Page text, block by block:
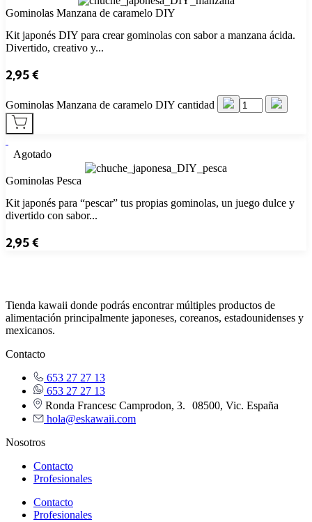
Gominolas Manzana de caramelo DIY
Kit japonés DIY para crear gominolas con sabor a manzana ácida.
Divertido, creativo y...
2,95€
Gominolas Manzana de caramelo DIY cantidad
Agotado
Gominolas Pesca
Kit japonés para “pescar” tus propias gominolas, un juego dulce y
divertido con sabor...
2,95€
Tienda kawaii donde podrás encontrar múltiples productos de
alimentación principalmente japoneses, coreanos, estadounidenses y
mexicanos.
Contacto
653 27 27 13
653 27 27 13
Ronda Francesc Camprodon, 3. 08500, Vic. España
hola@eskawaii.com
Nosotros
Contacto
Profesionales
Contacto
Profesionales